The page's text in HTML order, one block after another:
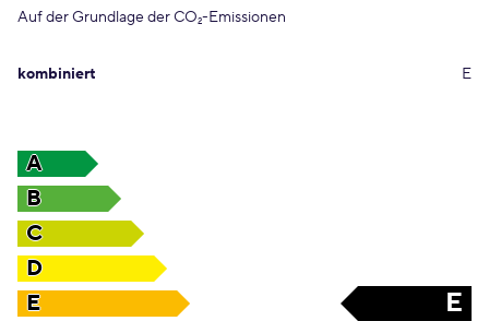
Auf der Grundlage der CO2-Emissionen
kombiniert E
A
B
C
D
E
E